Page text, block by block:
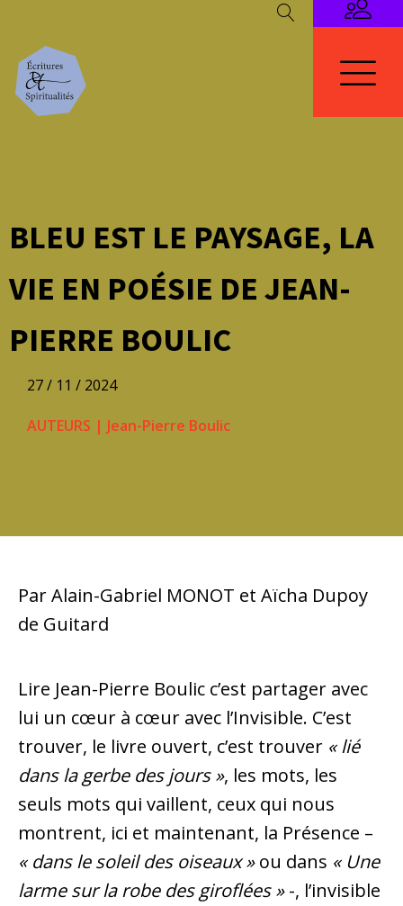
BLEU EST LE PAYSAGE, LA
VIE EN POÉSIE DE JEAN-
PIERRE BOULIC
27 / 11 / 2024
AUTEURS | Jean-Pierre Boulic
Par Alain-Gabriel MONOT et Aïcha Dupoy
de Guitard
Lire Jean-Pierre Boulic c’est partager avec
lui un cœur à cœur avec l’Invisible. C’est
trouver, le livre ouvert, c’est trouver « lié
dans la gerbe des jours », les mots, les
seuls mots qui vaillent, ceux qui nous
montrent, ici et maintenant, la Présence –
« dans le soleil des oiseaux »ou dans « Une
larme sur la robe des giroflées »-, l’invisible